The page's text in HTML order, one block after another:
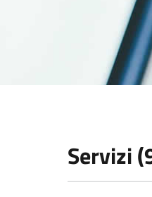
Servizi